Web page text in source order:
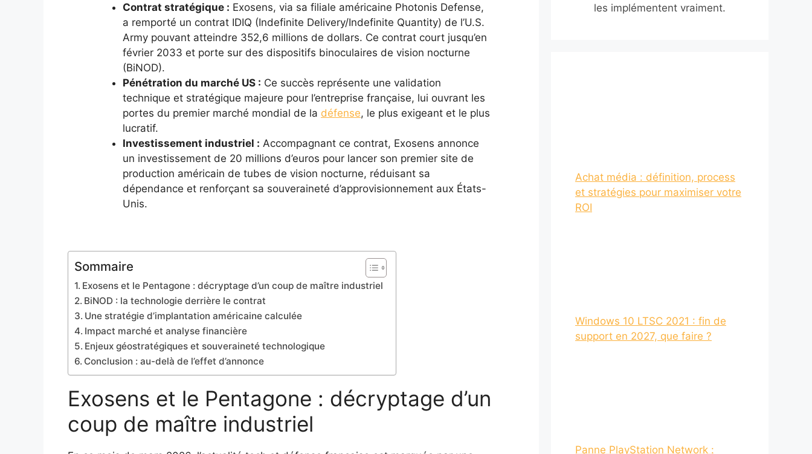
Contrat stratégique : Exosens, via sa filiale américaine Photonis Defense,
a remporté un contrat IDIQ (Indefinite Delivery/Indefinite Quantity) de l’U.S.
Army pouvant atteindre 352,6 millions de dollars. Ce contrat court jusqu’en
février 2033 et porte sur des dispositifs binoculaires de vision nocturne
(BiNOD).
Pénétration du marché US : Ce succès représente une validation
technique et stratégique majeure pour l’entreprise française, lui ouvrant les
portes du premier marché mondial de la défense, le plus exigeant et le plus
lucratif.
Investissement industriel : Accompagnant ce contrat, Exosens annonce
un investissement de 20 millions d’euros pour lancer son premier site de
production américain de tubes de vision nocturne, réduisant sa
dépendance et renforçant sa souveraineté d’approvisionnement aux États-
Unis.
Sommaire
Exosens et le Pentagone : décryptage d’un coup de maître industriel
BiNOD : la technologie derrière le contrat
Une stratégie d’implantation américaine calculée
Impact marché et analyse financière
Enjeux géostratégiques et souveraineté technologique
Conclusion : au-delà de l’effet d’annonce
Exosens et le Pentagone : décryptage d’un
coup de maître industriel
les implémentent vraiment.
Achat média : définition, process
et stratégies pour maximiser votre
ROI
Windows 10 LTSC 2021 : fin de
support en 2027, que faire ?
Panne PlayStation Network :